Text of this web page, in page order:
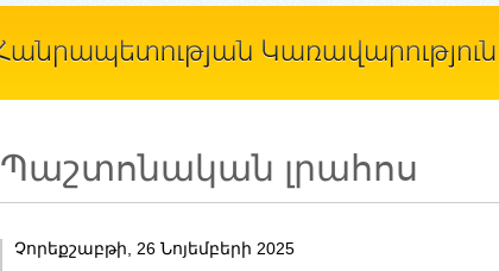
Պաշտոնական լրահոս
Չորեքշաբթի, 26 Նոյեմբերի 2025